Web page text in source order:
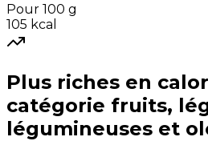
Pour 100 g
105 kcal
Plus riches en
catégorie fruits,
légumineuses et